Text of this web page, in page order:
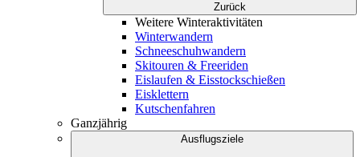
Zurück
Weitere Winteraktivitäten
Winterwandern
Schneeschuhwandern
Skitouren & Freeriden
Eislaufen & Eisstockschießen
Eisklettern
Kutschenfahren
Ganzjährig
Ausflugsziele